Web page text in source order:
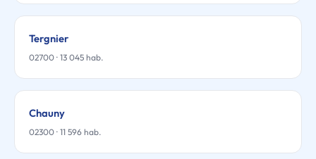
Tergnier
02700 · 13 045 hab.
Chauny
02300 · 11 596 hab.